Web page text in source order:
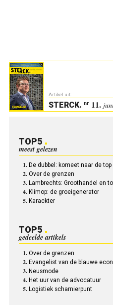
Artikel uit:
STERCK. nr11.
TOP5
meest gelezen
De dubbel: komeet naar de top
Over de grenzen
Lambrechts: Groothandel en
Klimop: de groeigenerator
Karackter
TOP5
gedeelde artikels
Over de grenzen
Evangelist van de blauwe
Neusmode
Het uur van de advocatuur
Logistiek scharnierpunt